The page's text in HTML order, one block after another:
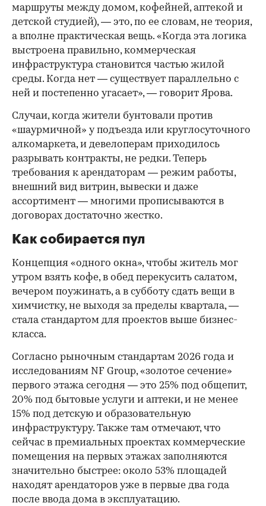
маршруты между домом, кофейней, аптекой и
детской студией), — это, по ее словам, не теория,
а вполне практическая вещь. «Когда эта логика
выстроена правильно, коммерческая
инфраструктура становится частью жилой
среды. Когда нет — существует параллельно с
ней и постепенно угасает», — говорит Ярова.
Случаи, когда жители бунтовали против
«шаурмичной» у подъезда или круглосуточного
алкомаркета, и девелоперам приходилось
разрывать контракты, не редки. Теперь
требования к арендаторам — режим работы,
внешний вид витрин, вывески и даже
ассортимент — многими прописываются в
договорах достаточно жестко.
Как собирается пул
Концепция «одного окна», чтобы житель мог
утром взять кофе, в обед перекусить салатом,
вечером поужинать, а в субботу сдать вещи в
химчистку, не выходя за пределы квартала, —
стала стандартом для проектов выше бизнес-
класса.
Согласно рыночным стандартам 2026 года и
исследованиям NF Group, «золотое сечение»
первого этажа сегодня — это 25% под общепит,
20% под бытовые услуги и аптеки, и не менее
15% под детскую и образовательную
инфраструктуру. Также там отмечают, что
сейчас в премиальных проектах коммерческие
помещения на первых этажах заполняются
значительно быстрее: около 53% площадей
находят арендаторов уже в первые два года
после ввода дома в эксплуатацию.